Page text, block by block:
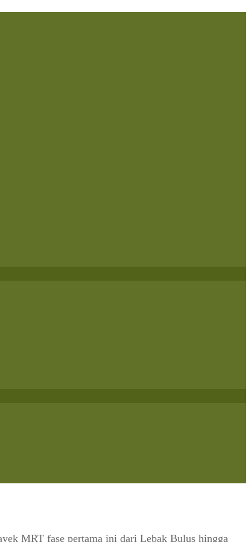
MRT fase pertama ini dari Lebak Bulus hingga